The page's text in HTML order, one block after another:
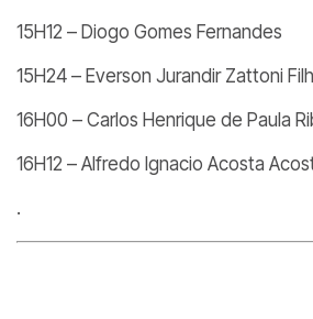
15H12 – Diogo Gomes Fernandes
15H24 – Everson Jurandir Zattoni
16H00 – Carlos Henrique de Paula
16H12 – Alfredo Ignacio Acosta
.